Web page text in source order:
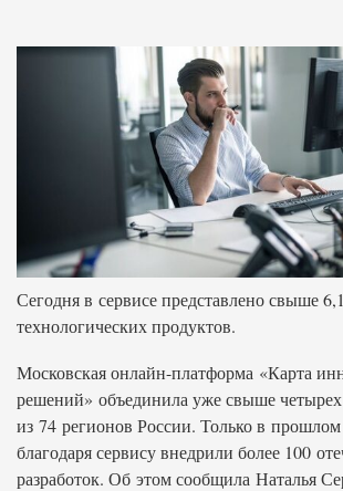
Сегодня в сервисе представлено свыше
технологических продуктов.
Московская онлайн-платформа «Карта
решений» объединила уже свыше
из 74 регионов России. Только в
благодаря сервису внедрили более 100
разработок. Об этом сообщила Наталья